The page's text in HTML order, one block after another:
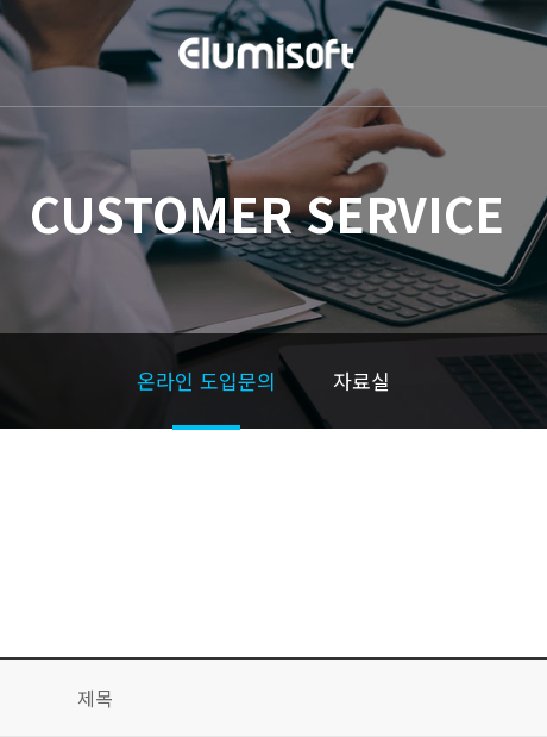
CUSTOMER SERVICE
온라인 도입문의 자료실
제목